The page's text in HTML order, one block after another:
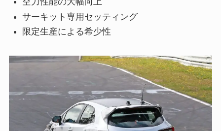
サーキット専用セッティング
限定生産による希少性